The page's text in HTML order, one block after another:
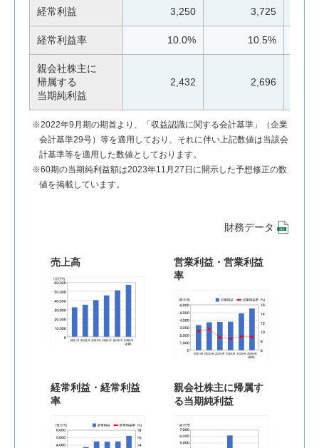
経常利益 3,250 3,725
経常利益率 10.0% 10.5%
親会社株主に
帰属する
当期純利益
2,432 2,696
※2022年9月期の期首より、「収益認識に関する会計基準」（企業
会計基準29号）等を適用しており、それに伴い上記数値は当該会
計基準等を適用した数値としております。
※60期の当期純利益額は2023年11月27日に開示した予想修正の数
値を掲載しています。
財務データ
売上高
営業利益・営業利益
率
経常利益・経常利益
率
親会社株主に帰属す
る当期純利益